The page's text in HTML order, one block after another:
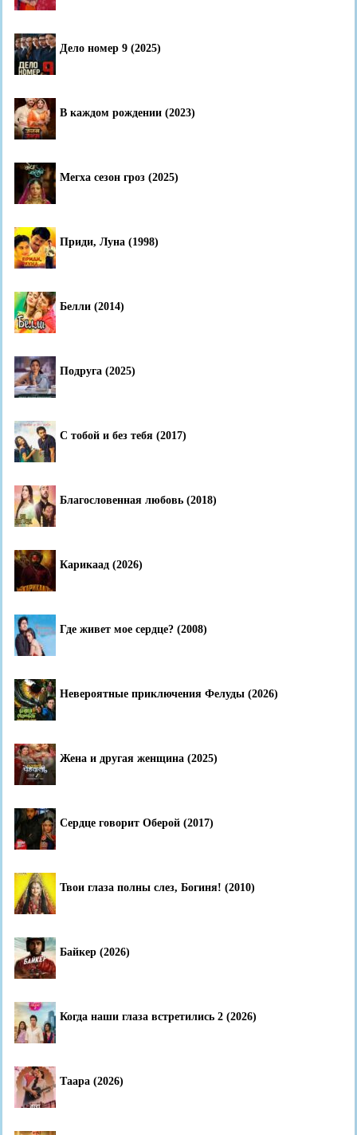
Дело номер 9 (2025)
В каждом рождении (2023)
Мегха сезон гроз (2025)
Приди, Луна (1998)
Белли (2014)
Подруга (2025)
С тобой и без тебя (2017)
Благословенная любовь (2018)
Карикаад (2026)
Где живет мое сердце? (2008)
Невероятные приключения Фелуды (2026)
Жена и другая женщина (2025)
Сердце говорит Оберой (2017)
Твои глаза полны слез, Богиня! (2010)
Байкер (2026)
Когда наши глаза встретились 2 (2026)
Таара (2026)